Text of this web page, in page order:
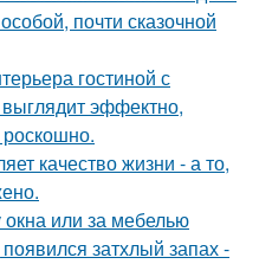
почти сказочной
гостиной с
эффектно,
качество жизни - а то,
или за мебелью
затхлый запах -